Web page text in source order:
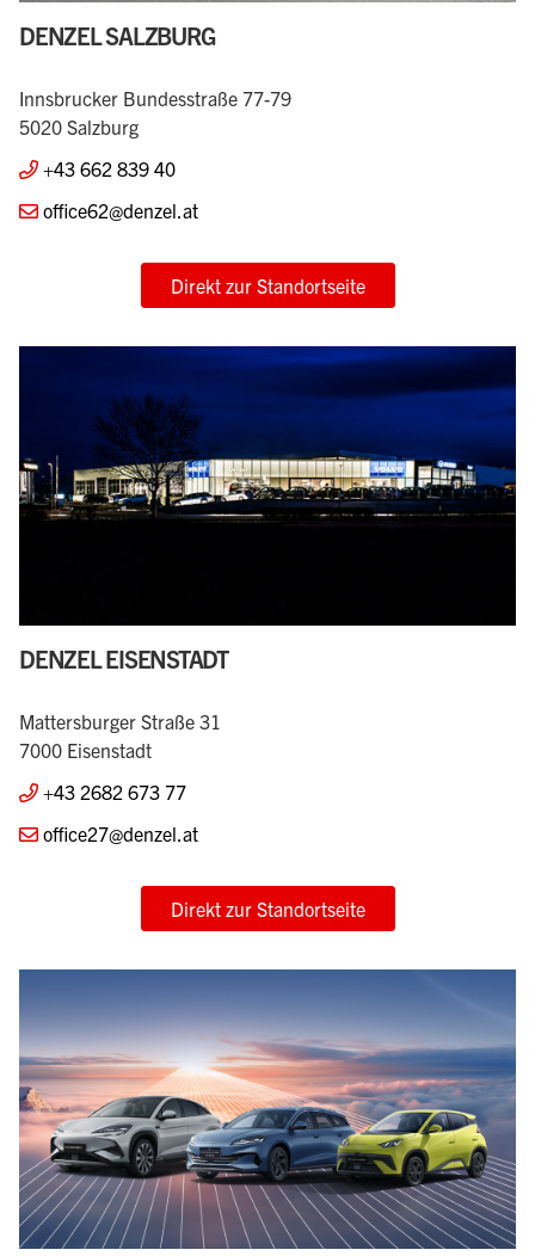
DENZEL SALZBURG
Innsbrucker Bundesstraße 77-79
5020 Salzburg
+43 662 839 40
office62@denzel.at
Direkt zur Standortseite
DENZEL EISENSTADT
Mattersburger Straße 31
7000 Eisenstadt
+43 2682 673 77
office27@denzel.at
Direkt zur Standortseite